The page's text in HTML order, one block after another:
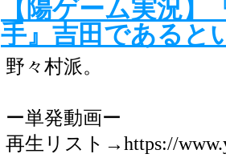
【陽ゲーム実況
手』吉田であると
野々村派。
ー単発動画ー
再生リスト→https://